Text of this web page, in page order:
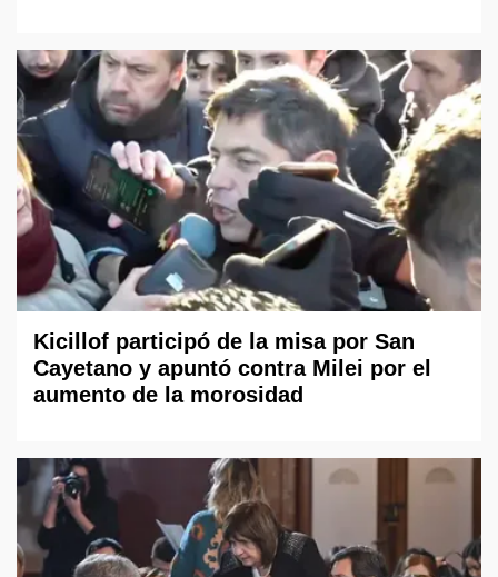
Kicillof participó de la misa por San
Cayetano y apuntó contra Milei por el
aumento de la morosidad